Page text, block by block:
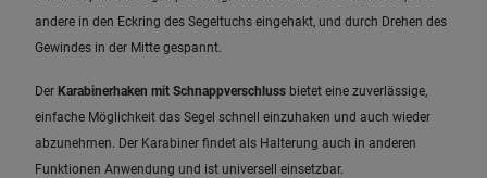
andere in den Eckring des Segeltuchs eingehakt, und durch Drehen des
Gewindes in der Mitte gespannt.
Der Karabinerhaken mit Schnappverschluss bietet eine zuverlässige,
einfache Möglichkeit das Segel schnell einzuhaken und auch wieder
abzunehmen. Der Karabiner findet als Halterung auch in anderen
Funktionen Anwendung und ist universell einsetzbar.